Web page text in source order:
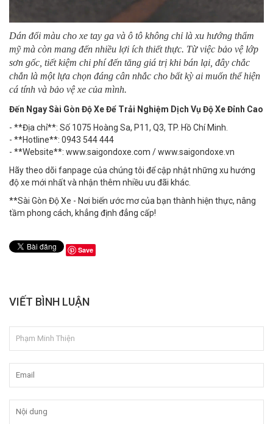
Dán đổi màu cho xe tay ga và ô tô không chỉ là xu hướng thẩm
mỹ mà còn mang đến nhiều lợi ích thiết thực. Từ việc bảo vệ lớp
sơn gốc, tiết kiệm chi phí đến tăng giá trị khi bán lại, đây chắc
chắn là một lựa chọn đáng cân nhắc cho bất kỳ ai muốn thể hiện
cá tính và bảo vệ xe của mình.
Đến Ngay Sài Gòn Độ Xe Để Trải Nghiệm Dịch Vụ Độ Xe Đỉnh Cao
- **Địa chỉ**: Số 1075 Hoàng Sa, P11, Q3, TP. Hồ Chí Minh.
- **Hotline**: 0943 544 444
- **Website**: www.saigondoxe.com / www.saigondoxe.vn
Hãy theo dõi fanpage của chúng tôi để cập nhật những xu hướng
độ xe mới nhất và nhận thêm nhiều ưu đãi khác.
**Sài Gòn Độ Xe - Nơi biến ước mơ của bạn thành hiện thực, nâng
tầm phong cách, khẳng định đẳng cấp!
Save
VIẾT BÌNH LUẬN